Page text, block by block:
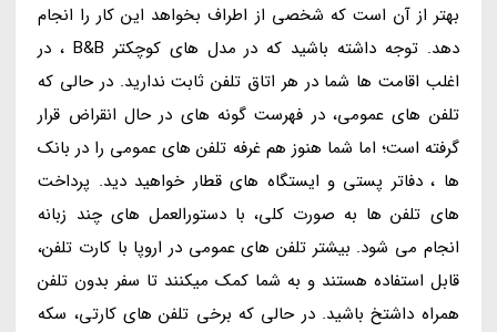
بهتر از آن است که شخصی از اطراف بخواهد این کار را انجام
دهد. توجه داشته باشید که در مدل های کوچکتر B&B ، در
اغلب اقامت ها شما در هر اتاق تلفن ثابت ندارید. در حالی که
تلفن های عمومی، در فهرست گونه های در حال انقراض قرار
گرفته است؛ اما شما هنوز هم غرفه تلفن های عمومی را در بانک
ها ، دفاتر پستی و ایستگاه های قطار خواهید دید. پرداخت
های تلفن ها به صورت کلی، با دستورالعمل های چند زبانه
انجام می شود. بیشتر تلفن های عمومی در اروپا با کارت تلفن،
قابل استفاده هستند و به شما کمک میکنند تا سفر بدون تلفن
همراه داشتخ باشید. در حالی که برخی تلفن های کارتی، سکه